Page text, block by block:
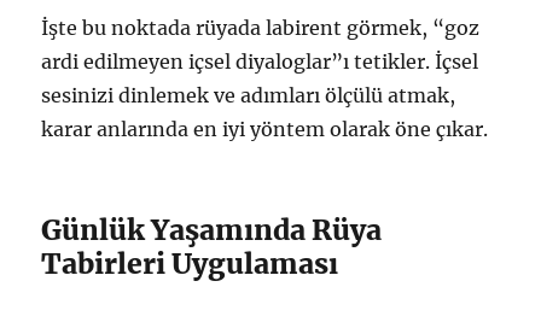
İşte bu noktada rüyada labirent görmek, “goz
ardi edilmeyen içsel diyaloglar”ı tetikler. İçsel
sesinizi dinlemek ve adımları ölçülü atmak,
karar anlarında en iyi yöntem olarak öne çıkar.
Günlük Yaşamında Rüya
Tabirleri Uygulaması